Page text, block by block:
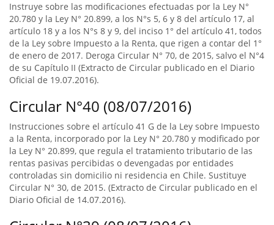
Instruye sobre las modificaciones efectuadas por la Ley N°
20.780 y la Ley N° 20.899, a los N°s 5, 6 y 8 del artículo 17, al
artículo 18 y a los N°s 8 y 9, del inciso 1° del artículo 41, todos
de la Ley sobre Impuesto a la Renta, que rigen a contar del 1°
de enero de 2017. Deroga Circular N° 70, de 2015, salvo el N°4
de su Capítulo II (Extracto de Circular publicado en el Diario
Oficial de 19.07.2016).
Circular N°40 (08/07/2016)
Instrucciones sobre el artículo 41 G de la Ley sobre Impuesto
a la Renta, incorporado por la Ley N° 20.780 y modificado por
la Ley N° 20.899, que regula el tratamiento tributario de las
rentas pasivas percibidas o devengadas por entidades
controladas sin domicilio ni residencia en Chile. Sustituye
Circular N° 30, de 2015. (Extracto de Circular publicado en el
Diario Oficial de 14.07.2016).